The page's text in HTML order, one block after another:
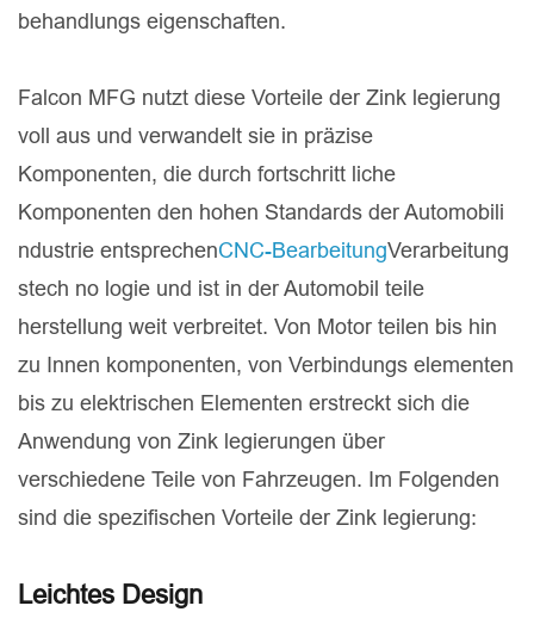
behandlungs eigenschaften.
Falcon MFG nutzt diese Vorteile der Zink legierung
voll aus und verwandelt sie in präzise
Komponenten, die durch fortschritt liche
Komponenten den hohen Standards der Automobili
ndustrie entsprechenCNC-BearbeitungVerarbeitung
stech no logie und ist in der Automobil teile
herstellung weit verbreitet. Von Motor teilen bis hin
zu Innen komponenten, von Verbindungs elementen
bis zu elektrischen Elementen erstreckt sich die
Anwendung von Zink legierungen über
verschiedene Teile von Fahrzeugen. Im Folgenden
sind die spezifischen Vorteile der Zink legierung:
Leichtes Design